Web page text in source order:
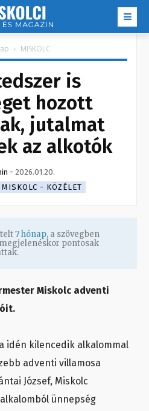
MISKOLC
is
hozott
jutalmat
az alkotók
- 2026.01.20.
MISKOLC - KÖZÉLET
7 hónap, a szövegben
pontosak
Miskolc adventi
idén kilencedik alkalommal
adventi villamosa
József, Miskolc
ünnepség